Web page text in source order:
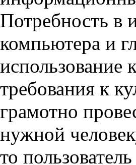
Потребность в
компьютера и
использование
требования к
грамотно
нужной
то